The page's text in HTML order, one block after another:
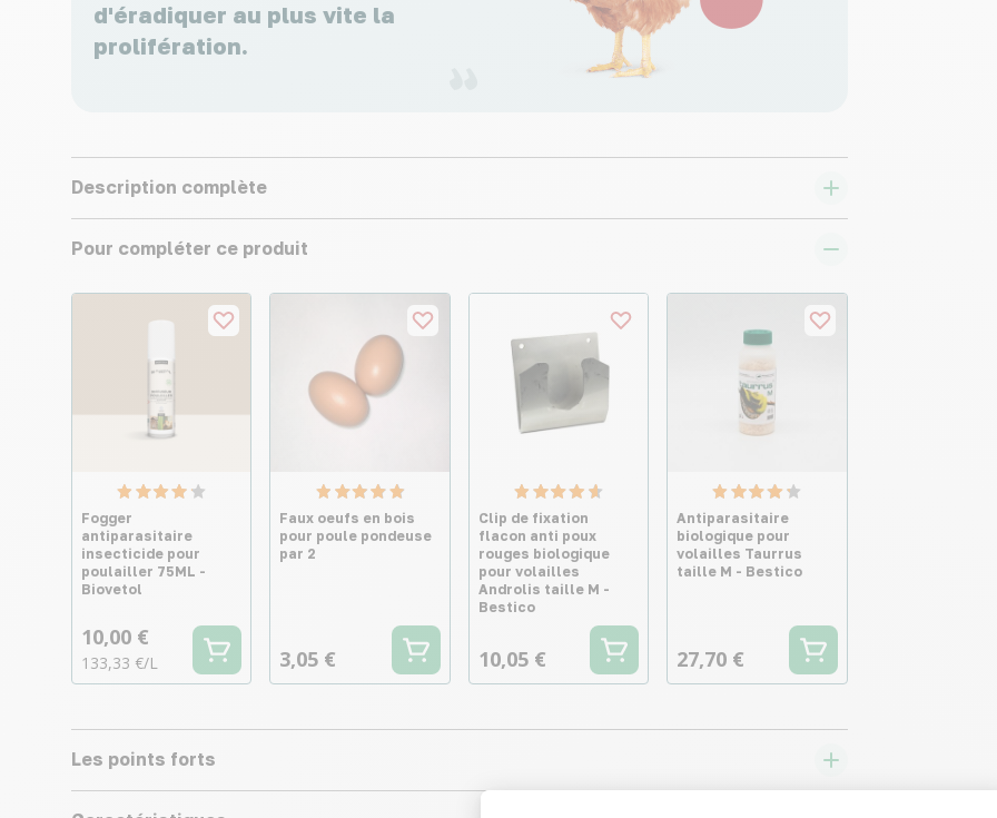
d'éradiquer au plus vite la
prolifération.
Description complète
Pour compléter ce produit
Fogger
antiparasitaire
insecticide pour
poulailler 75ML -
Biovetol
10,00 €
133,33 €/L
Faux oeufs en bois
pour poule pondeuse
par 2
3,05 €
Clip de fixation
flacon anti poux
rouges biologique
pour volailles
Androlis taille M -
Bestico
10,05 €
Antiparasitaire
biologique pour
volailles Taurrus
taille M - Bestico
27,70 €
Les points forts